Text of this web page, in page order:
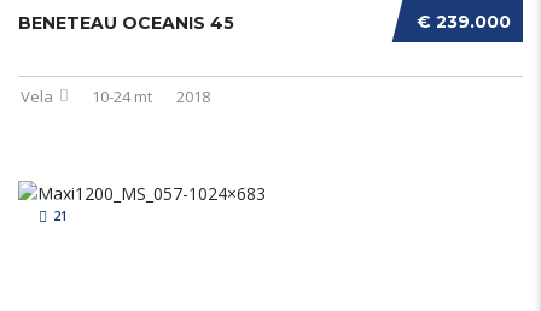
€ 239.000
BENETEAU OCEANIS 45
Vela 10-24 mt 2018
21